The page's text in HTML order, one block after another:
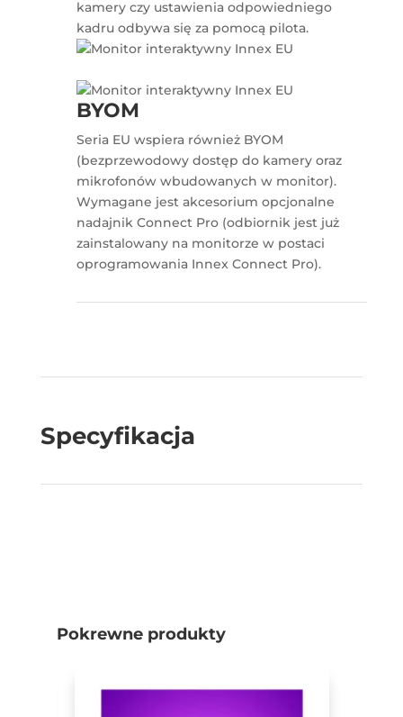
kamery czy ustawienia odpowiedniego
kadru odbywa się za pomocą pilota.
BYOM
Seria EU wspiera również BYOM
(bezprzewodowy dostęp do kamery oraz
mikrofonów wbudowanych w monitor).
Wymagane jest akcesorium opcjonalne
nadajnik Connect Pro (odbiornik jest już
zainstalowany na monitorze w postaci
oprogramowania Innex Connect Pro).
Specyfikacja
Pokrewne produkty